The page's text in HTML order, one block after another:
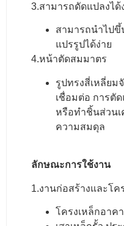
3.สามารถดัดแปลงได้
สามารถนำไปขึ้
แปรรูปได้ง่าย
4.หน้าตัดสมมาตร
รูปทรงสี่เหลี่ยม
เชื่อมต่อ การตั
หรือทำชิ้นส่วนเ
ความสมดุล
ลักษณะการใช้งาน
1.งานก่อสร้างและโค
โครงเหล็กอาค